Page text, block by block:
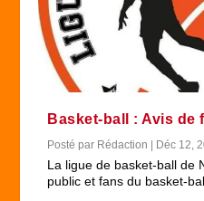
Basket-ball : Avis de
Posté par Rédaction | Déc 12,
La ligue de basket-ball de
public et fans du basket-ball